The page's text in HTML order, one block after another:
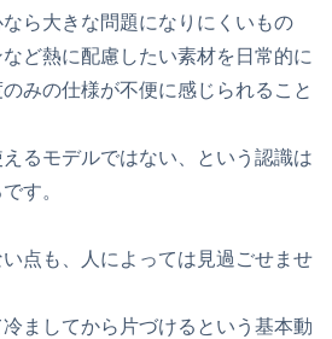
ら大きな問題になりにくいもの
ど熱に配慮したい素材を日常的に
みの仕様が不便に感じられること
るモデルではない、という認識は
す。
点も、人によっては見過ごせませ
ましてから片づけるという基本動